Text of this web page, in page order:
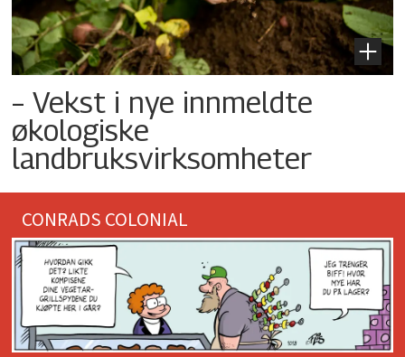
– Vekst i nye innmeldte
økologiske
landbruksvirksomheter
CONRADS COLONIAL